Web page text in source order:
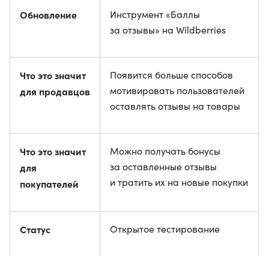
Обновление
Инструмент «Баллы
за отзывы» на Wildberries
Что это значит
для продавцов
Появится больше способов
мотивировать пользователей
оставлять отзывы на товары
Что это значит
для
покупателей
Можно получать бонусы
за оставленные отзывы
и тратить их на новые покупки
Статус Открытое тестирование